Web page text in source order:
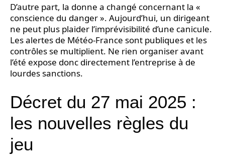
D’autre part, la donne a changé concernant la «
conscience du danger ». Aujourd’hui, un dirigeant
ne peut plus plaider l’imprévisibilité d’une canicule.
Les alertes de Météo-France sont publiques et les
contrôles se multiplient. Ne rien organiser avant
l’été expose donc directement l’entreprise à de
lourdes sanctions.
Décret du 27 mai 2025 :
les nouvelles règles du
jeu